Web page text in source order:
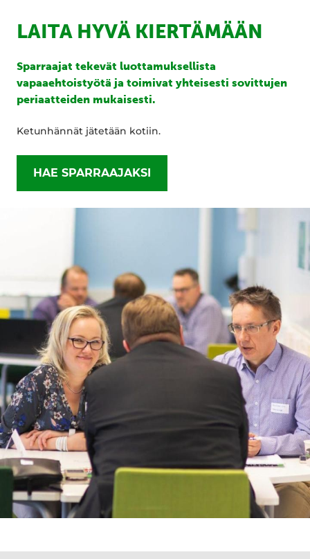
LAITA HYVÄ KIERTÄMÄÄN
Sparraajat tekevät luottamuksellista
vapaaehtoistyötä ja toimivat yhteisesti sovittujen
periaatteiden mukaisesti.
Ketunhännät jätetään kotiin.
HAE SPARRAAJAKSI